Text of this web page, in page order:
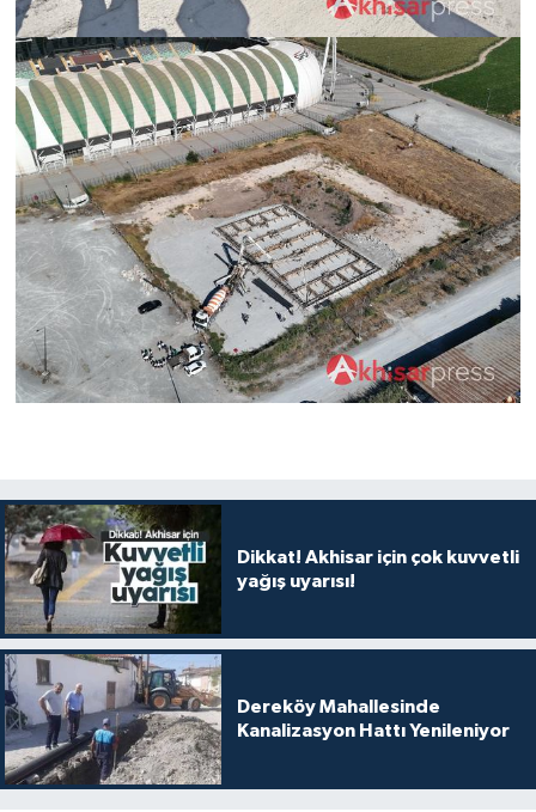
Dikkat! Akhisar için çok kuvvetli
yağış uyarısı!
Dereköy Mahallesinde
Kanalizasyon Hattı Yenileniyor